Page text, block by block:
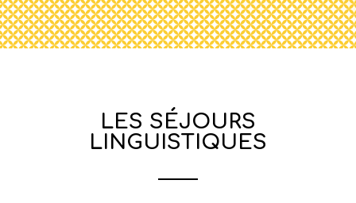
LES SÉJOURS
LINGUISTIQUES